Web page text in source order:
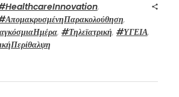
,
,
, #Τηλεϊατρική, #ΥΓΕΙΑ,